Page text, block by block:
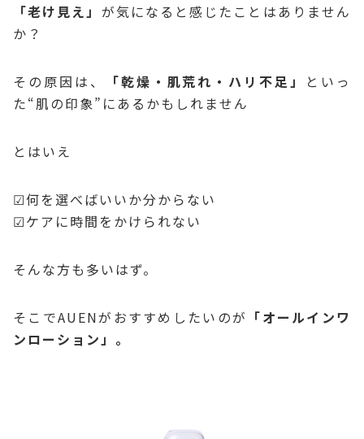
「老け見え」 が気になると感じたことはありません
か？
その原因は、 「乾燥・肌荒れ・ハリ不足」
といっ
た“肌の印象”にあるかもしれません
とはいえ
☑何を選べばいいか分からない
☑ケアに時間をかけられない
そんな方も多いはず。
そこでAUENがおすすめしたいのが 「オールインワ
ンローション」。